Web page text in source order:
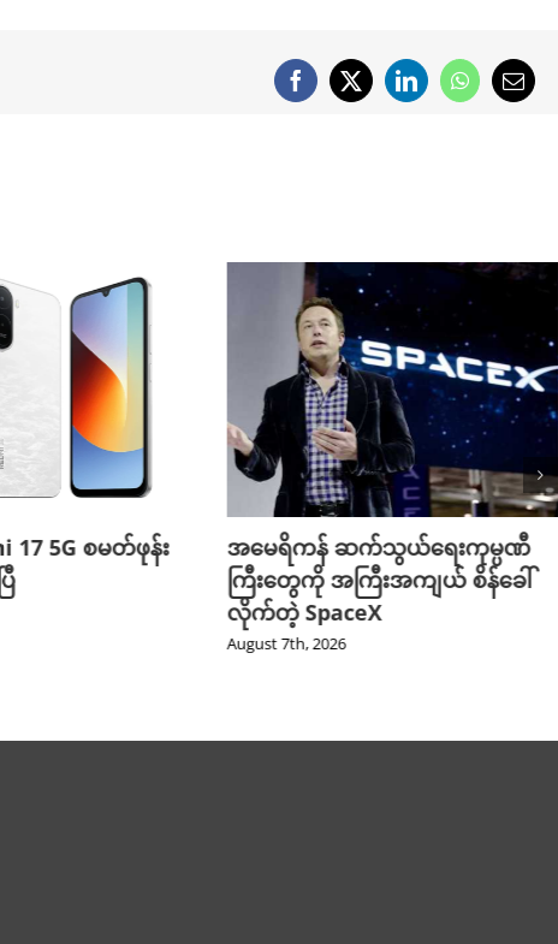
Facebook
X LinkedInWhatsApp
Email
17 5G စမတ်ဖုန်း
အမေရိကန် ဆက်သွယ်ရေးကုမ္ပဏီ
ကြီးတွေကို အကြီးအကျယ် စိန်ခေါ်
လိုက်တဲ့ SpaceX
August 7th, 2026